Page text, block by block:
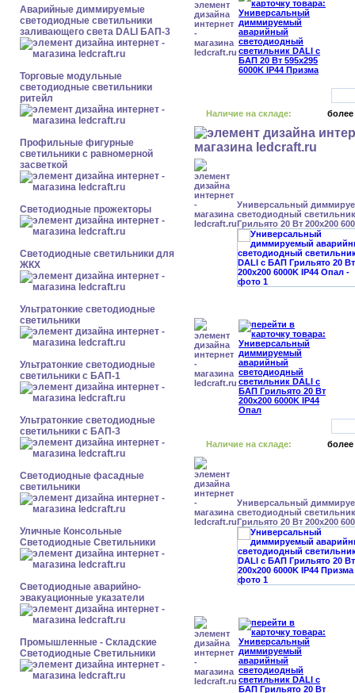
Аварийные диммируемые
светодиодные светильники
заливающего света DALI БАП-3
Торговые модульные
светодиодные светильники
ритейл
Профильные фигурные
светильники с равномерной
засветкой
Светодиодные прожекторы
Светодиодные светильники для
ЖКХ
Ультратонкие светодиодные
светильники
Ультратонкие светодиодные
светильники с БАП-1
Ультратонкие светодиодные
светильники с БАП-3
Светодиодные фасадные
светильники
Уличные Консольные
Светодиодные Светильники
Светодиодные аварийно-
эвакуационные указатели
Промышленные - Складские
Светодиодные Светильники
Наличие на складе: более
Универсальный
светодиодный
Грильято 20 Вт 200x200
Наличие на складе: более
Универсальный
светодиодный
Грильято 20 Вт 200x200